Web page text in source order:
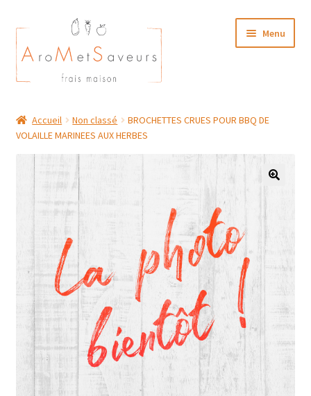
Aller
à
la
navigation
Aller
au
contenu
Menu
Plat du Jour/ Menu Week end
NOS BOUTIQUES
MON COMPTE
Accueil Non classé
BROCHETTES CRUES POUR BBQ DE
VOLAILLE MARINEES AUX HERBES